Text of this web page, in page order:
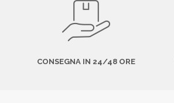
CONSEGNA IN 24/48 ORE